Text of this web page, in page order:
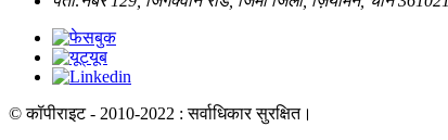
© कॉपीराइट - 2010-2022 : सर्वाधिकार सुरक्षित।